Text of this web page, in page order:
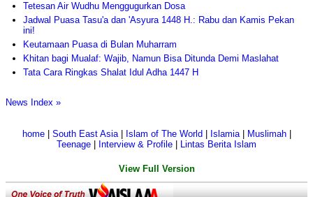
Tetesan Air Wudhu Menggugurkan Dosa
Jadwal Puasa Tasu'a dan 'Asyura 1448 H.: Rabu dan Kamis Pekan
ini!
Keutamaan Puasa di Bulan Muharram
Khitan bagi Mualaf: Wajib, Namun Bisa Ditunda Demi Maslahat
Tata Cara Ringkas Shalat Idul Adha 1447 H
News Index »
home| South East Asia| Islam of The World Islamia| Muslimah|
Teenage
Interview & Profile Lintas Berita Islam
View Full Version